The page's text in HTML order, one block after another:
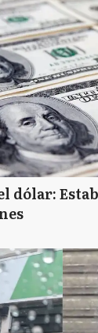
dólar: